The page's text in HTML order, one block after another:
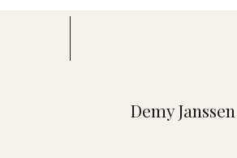
Demy Janssen